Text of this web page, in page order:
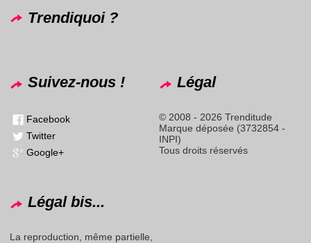
Trendiquoi ?
Suivez-nous !
Facebook
Twitter
Google+
Légal
© 2008 - 2026 Trenditude
Marque déposée (3732854 -
INPI)
Tous droits réservés
Légal bis...
La reproduction, même partielle,